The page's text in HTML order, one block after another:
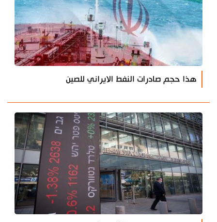
هذا حجم صادرات النفط الايراني للصين